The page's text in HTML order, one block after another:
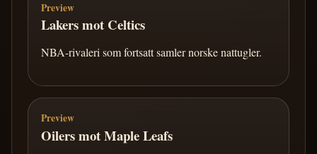
Preview
Lakers mot Celtics
NBA-rivaleri som fortsatt samler norske nattugler.
Preview
Oilers mot Maple Leafs